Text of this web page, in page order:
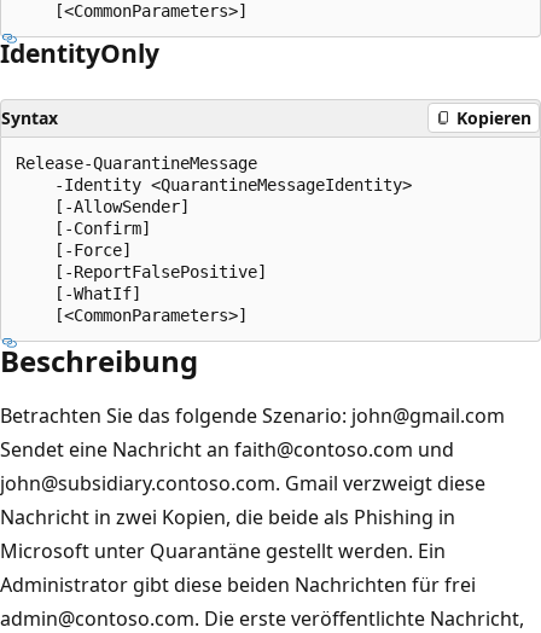
IdentityOnly
Syntax Kopieren
Release-QuarantineMessage
    -Identity <QuarantineMessageIdentity>
    [-AllowSender]
    [-Confirm]
    [-Force]
    [-ReportFalsePositive]
    [-WhatIf]
Beschreibung
Betrachten Sie das folgende Szenario: john@gmail.com
Sendet eine Nachricht an faith@contoso.com und
john@subsidiary.contoso.com. Gmail verzweigt diese
Nachricht in zwei Kopien, die beide als Phishing in
Microsoft unter Quarantäne gestellt werden. Ein
Administrator gibt diese beiden Nachrichten für frei
admin@contoso.com. Die erste veröffentlichte Nachricht,